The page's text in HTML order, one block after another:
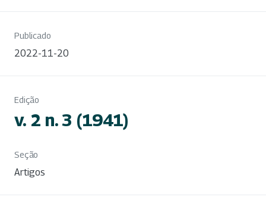
Publicado
2022-11-20
Edição
v. 2 n. 3 (1941)
Seção
Artigos